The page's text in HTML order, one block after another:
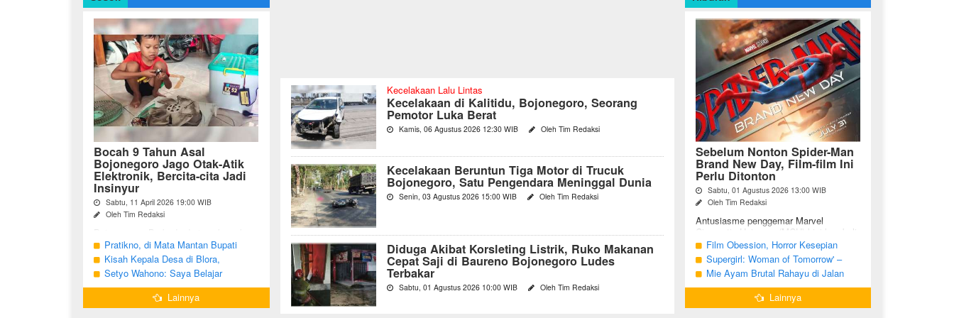
Kecelakaan Lalu Lintas
Kecelakaan di Kalitidu, Bojonegoro, Seorang
Pemotor Luka Berat
Kamis, 06 Agustus 2026 12:30 WIB Oleh Tim Redaksi
Kecelakaan Beruntun Tiga Motor di Trucuk
Bojonegoro, Satu Pengendara Meninggal Dunia
Senin, 03 Agustus 2026 15:00 WIB Oleh Tim Redaksi
Diduga Akibat Korsleting Listrik, Ruko Makanan
Cepat Saji di Baureno Bojonegoro Ludes
Terbakar
Sabtu, 01 Agustus 2026 10:00 WIB Oleh Tim Redaksi
Bocah 9 Tahun Asal
Bojonegoro Jago Otak-Atik
Elektronik, Bercita-cita Jadi
Insinyur
Sabtu, 11 April 2026 19:00 WIB
Oleh Tim Redaksi
seusianya, seorang bocah dari Desa
Growok, Kecamatan Dander, Kabupaten
Bojonegoro ini justru memiliki minat
besar ...
Pratikno, di Mata Mantan Bupati
Bojonegoro, Kang Yoto
Kisah Kepala Desa di Blora,
Menjabat Tiga Periode Tapi Masih
Hidup Sederhana
Setyo Wahono: Saya Belajar
Pengabdian dari Orang Tua
Lainnya
Sebelum Nonton Spider-Man
Brand New Day, Film-film Ini
Perlu Ditonton
Sabtu, 01 Agustus 2026 13:00 WIB
Oleh Tim Redaksi
Antusiasme penggemar Marvel
Cinematic Universe (MCU) kini kembali
meningkat seiring tayangnya
petualangan terbaru Spider-Man Brand
New Day. Bagi penggemar garis ...
Film Obession, Horror Kesepian
Generasi Saat Ini
Supergirl: Woman of Tomorrow' –
Potensi yang Terperangkap dalam
Narasi Generik
Mie Ayam Brutal Rahayu di Jalan
Pemuda Bojonegoro, Kuliner dengan
Banyak Pilihan Menu
Lainnya